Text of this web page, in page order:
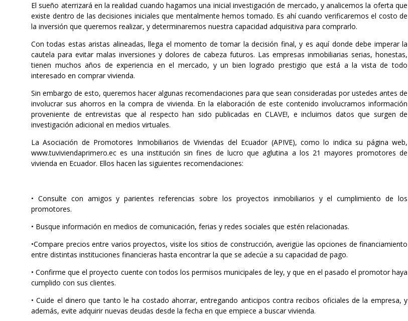
El sueño aterrizará en la realidad cuando hagamos una inicial investigación de mercado, y analicemos la oferta que
existe dentro de las decisiones iniciales que mentalmente hemos tomado. Es ahí cuando verificaremos el costo de
la inversión que queremos realizar, y determinaremos nuestra capacidad adquisitiva para comprarlo.
Con todas estas aristas alineadas, llega el momento de tomar la decisión final, y es aquí donde debe imperar la
cautela para evitar malas inversiones y dolores de cabeza futuros. Las empresas inmobiliarias serias, honestas,
tienen muchos años de experiencia en el mercado, y un bien logrado prestigio que está a la vista de todo
interesado en comprar vivienda.
Sin embargo de esto, queremos hacer algunas recomendaciones para que sean consideradas por ustedes antes de
involucrar sus ahorros en la compra de vivienda. En la elaboración de este contenido involucramos información
proveniente de entrevistas que al respecto han sido publicadas en CLAVE!, e incluimos datos que surgen de
investigación adicional en medios virtuales.
La Asociación de Promotores Inmobiliarios de Viviendas del Ecuador (APIVE), como lo indica su página web,
www.tuviviendaprimero.ec es una institución sin fines de lucro que aglutina a los 21 mayores promotores de
vivienda en Ecuador. Ellos hacen las siguientes recomendaciones:
• Consulte con amigos y parientes referencias sobre los proyectos inmobiliarios y el cumplimiento de los
promotores.
• Busque información en medios de comunicación, ferias y redes sociales que estén relacionadas.
•Compare precios entre varios proyectos, visite los sitios de construcción, averigüe las opciones de financiamiento
entre distintas instituciones financieras hasta encontrar la que se adecúe a su capacidad de pago.
• Confirme que el proyecto cuente con todos los permisos municipales de ley, y que en el pasado el promotor haya
cumplido con sus clientes.
• Cuide el dinero que tanto le ha costado ahorrar, entregando anticipos contra recibos oficiales de la empresa, y
además, evite adquirir nuevas deudas desde la fecha en que empiece a buscar vivienda.